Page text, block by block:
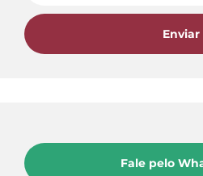
Enviar
Fale pelo